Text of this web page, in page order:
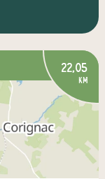
22,05
km